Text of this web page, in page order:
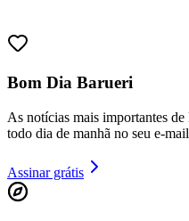
Bom Dia Barueri
As notícias mais importantes
todo dia de manhã no seu e-
Assinar grátis